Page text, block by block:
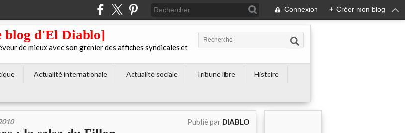
Connexion + Créer mon blog
blog d'El Diablo]
de mieux avec son grenier des affiches syndicales et
Actualité internationale Actualité sociale Tribune libre
Histoire
Publié par DIABLO